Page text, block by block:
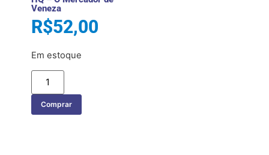
Veneza
R$52,00
Em estoque
Comprar